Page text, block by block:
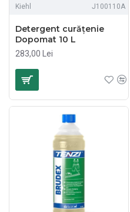
Kiehl J100110A
Detergent curățenie
Dopomat 10 L
283,00 Lei